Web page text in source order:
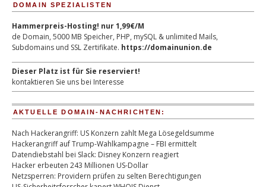
DOMAIN SPEZIALISTEN
Hammerpreis-Hosting! nur 1,99€/M
de Domain, 5000 MB Speicher, PHP, mySQL & unlimited Mails,
Subdomains und SSL Zertifikate. https://domainunion.de
Dieser Platz ist für Sie reserviert!
kontaktieren Sie uns bei Interesse
AKTUELLE DOMAIN-NACHRICHTEN:
Nach Hackerangriff: US Konzern zahlt Mega Lösegeldsumme
Hackerangriff auf Trump-Wahlkampagne – FBI ermittelt
Datendiebstahl bei Slack: Disney Konzern reagiert
Hacker erbeuten 243 Millionen US-Dollar
Netzsperren: Providern prüfen zu selten Berechtigungen